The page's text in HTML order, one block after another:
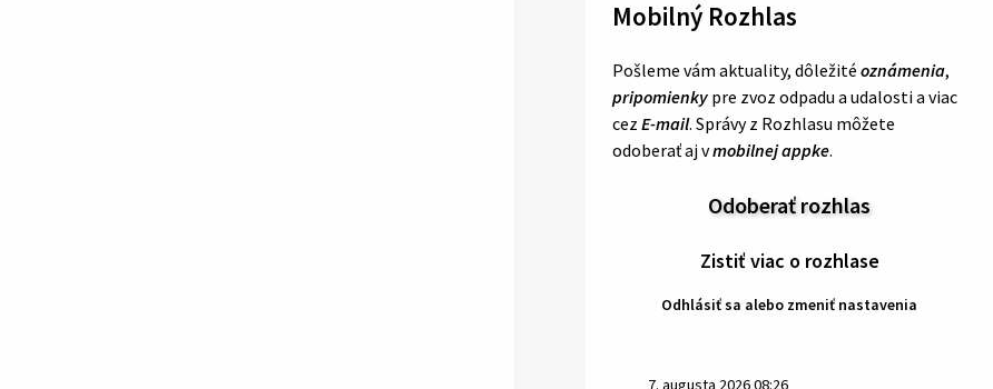
Mobilný Rozhlas
Pošleme vám aktuality, dôležité oznámenia,
pripomienky pre zvoz odpadu a udalosti a viac
cez E-mail. Správy z Rozhlasu môžete
odoberať aj vmobilnej appke.
Odoberať rozhlas
Zistiť viac o rozhlase
Odhlásiť sa alebo zmeniť nastavenia
7. augusta 2026 08:26